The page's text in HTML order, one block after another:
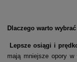
Dlaczego warto
Lepsze osiągi i
mają mniejsze opory